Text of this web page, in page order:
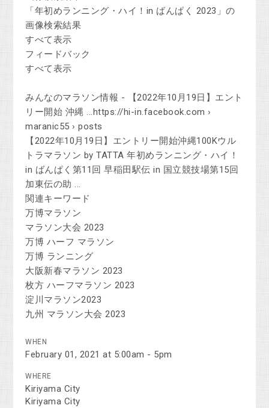
「年初めランニング・ハイ！in ばんぱく 2023」の
画像検索結果
すべて表示
フィードバック
すべて表示
みんなのマラソン情報 - 【2022年10月19日】エント
リー開始 沖縄 ...https://hi-in.facebook.com ›
maranic55 › posts
【2022年10月19日】エントリー開始沖縄100Kウル
トラマラソン by TATTA 年初めランニング・ハイ！
in ばんぱく第11回 早稲田駅伝 in 国立競技場第15回
加東伝の助 ...
関連キーワード
万博マラソン
マラソン大会 2023
万博 ハーフ マラソン
万博 ランニング
大阪新春マラソン 2023
枚方 ハーフマラソン 2023
淀川マラソン2023
九州 マラソン大会 2023
WHEN
February 01, 2021 at 5:00am - 5pm
WHERE
Kiriyama City
Kiriyama City